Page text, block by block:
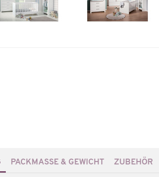
PACKMASSE & GEWICHT ZUBEHÖR